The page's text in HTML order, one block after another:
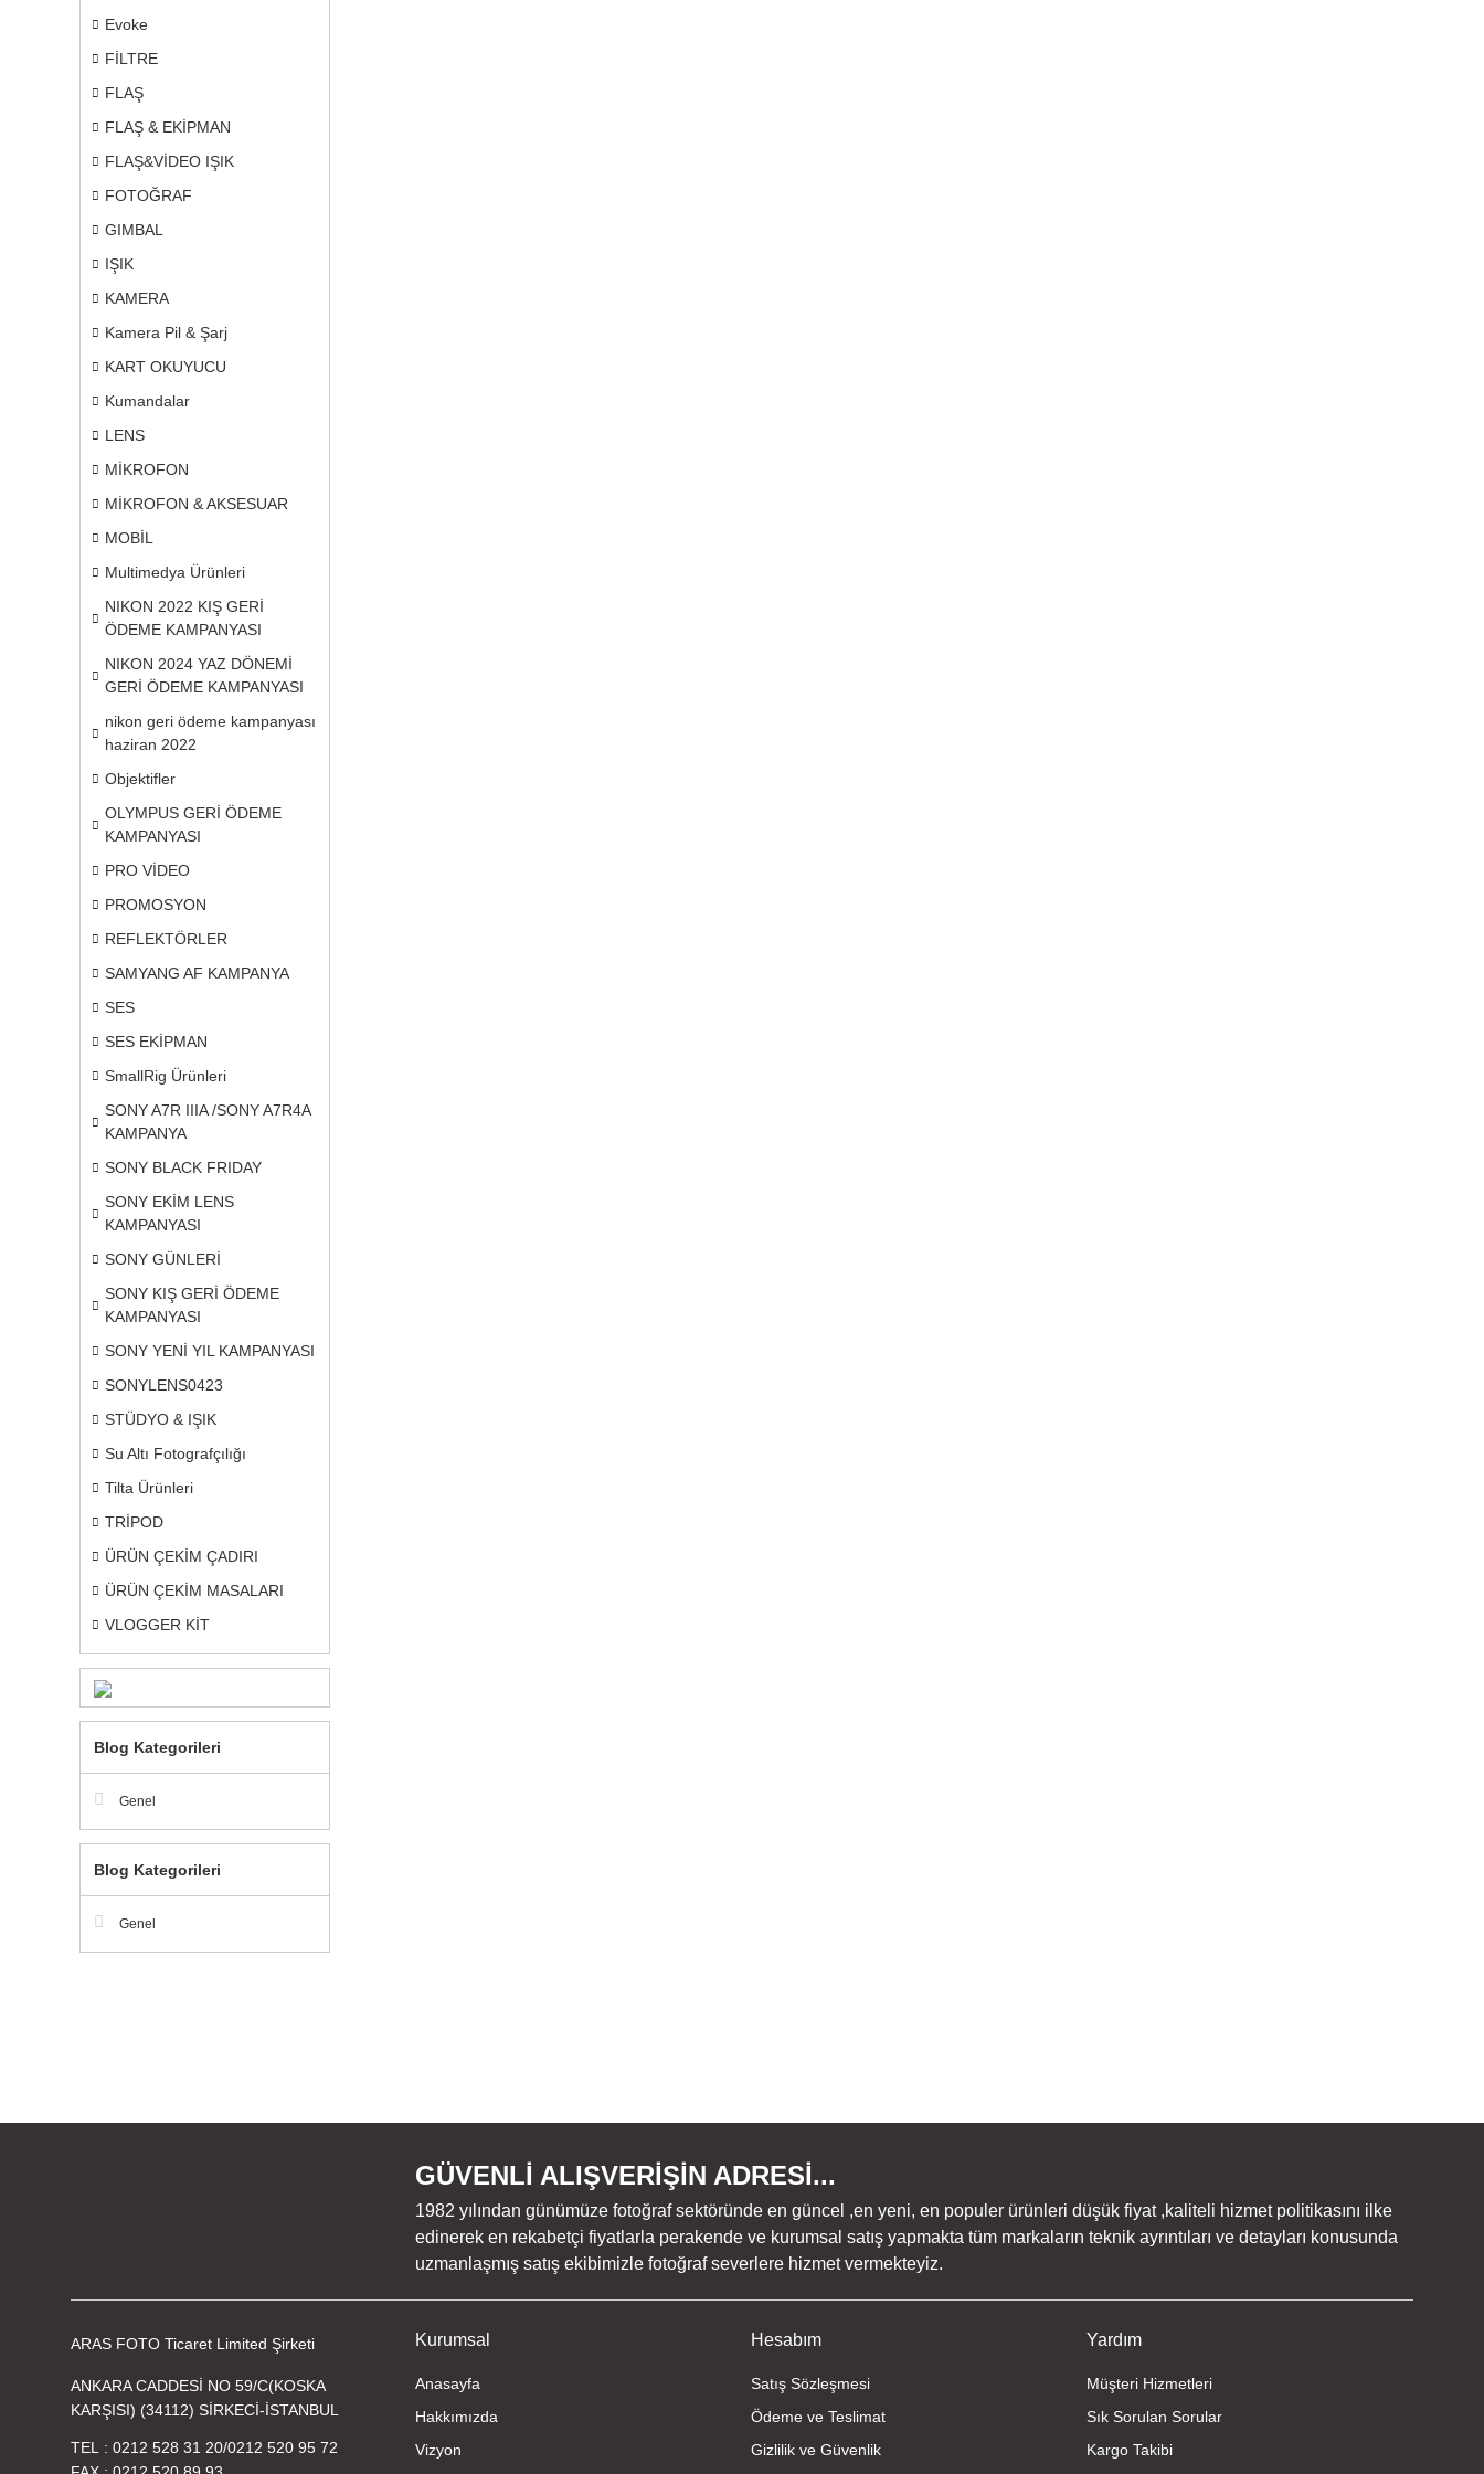
Evoke
FİLTRE
FLAŞ
FLAŞ & EKİPMAN
FLAŞ&VİDEO IŞIK
FOTOĞRAF
GIMBAL
IŞIK
KAMERA
Kamera Pil & Şarj
KART OKUYUCU
Kumandalar
LENS
MİKROFON
MİKROFON & AKSESUAR
MOBİL
Multimedya Ürünleri
NIKON 2022 KIŞ GERİ
ÖDEME KAMPANYASI
NIKON 2024 YAZ DÖNEMİ
GERİ ÖDEME KAMPANYASI
nikon geri ödeme kampanyası
haziran 2022
Objektifler
OLYMPUS GERİ ÖDEME
KAMPANYASI
PRO VİDEO
PROMOSYON
REFLEKTÖRLER
SAMYANG AF KAMPANYA
SES
SES EKİPMAN
SmallRig Ürünleri
SONY A7R IIIA /SONY A7R4A
KAMPANYA
SONY BLACK FRIDAY
SONY EKİM LENS
KAMPANYASI
SONY GÜNLERİ
SONY KIŞ GERİ ÖDEME
KAMPANYASI
SONY YENİ YIL KAMPANYASI
SONYLENS0423
STÜDYO & IŞIK
Su Altı Fotografçılığı
Tilta Ürünleri
TRİPOD
ÜRÜN ÇEKİM ÇADIRI
ÜRÜN ÇEKİM MASALARI
VLOGGER KİT
Blog Kategorileri
Genel
Blog Kategorileri
Genel
GÜVENLİ ALIŞVERİŞİN ADRESİ...
1982 yılından günümüze fotoğraf sektöründe en güncel ,en yeni, en populer ürünleri düşük fiyat ,kaliteli hizmet politikasını ilke
edinerek en rekabetçi fiyatlarla perakende ve kurumsal satış yapmakta tüm markaların teknik ayrıntıları ve detayları konusunda
uzmanlaşmış satış ekibimizle fotoğraf severlere hizmet vermekteyiz.
ARAS FOTO Ticaret Limited Şirketi
ANKARA CADDESİ NO 59/C(KOSKA
KARŞISI) (34112) SİRKECİ-İSTANBUL
TEL 0212 528 31 20/0212 520 95 72
Kurumsal
Anasayfa
Hakkımızda
Vizyon
Hesabım
Satış Sözleşmesi
Ödeme ve Teslimat
Gizlilik ve Güvenlik
Yardım
Müşteri Hizmetleri
Sık Sorulan Sorular
Kargo Takibi